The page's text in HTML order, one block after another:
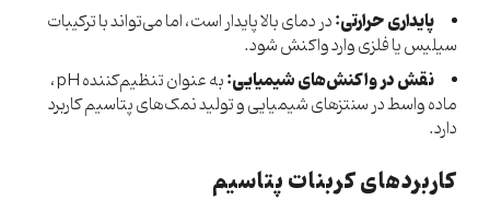
پایداری حرارتی:در دمای بالا پایدار است، اما می‌تواند با ترکیبات
سیلیس یا فلزی وارد واکنش شود.
نقش در واکنش‌های شیمیایی:
به عنوان تنظیم‌کننده pH،
ماده واسط در سنتزهای شیمیایی و تولید نمک‌های پتاسیم کاربرد
دارد.
کاربردهای کربنات پتاسیم